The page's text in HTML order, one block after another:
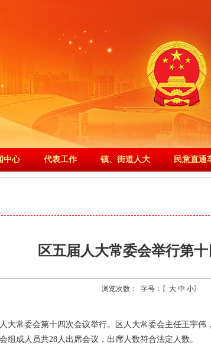
中心 代表工作 镇、街道人大 民意直通
区五届人大常委会举行第
浏览次数： 字号：〖 大 中 小〗
大常委会第十四次会议举行。区人大常委会主任王宇
组成人员共28人出席会议，出席人数符合法定人数。